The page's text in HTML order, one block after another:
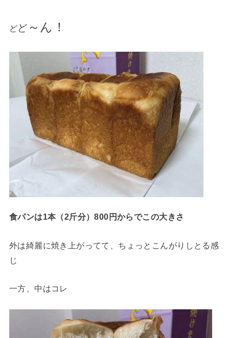
どど ～ん！
食パンは1本（2斤分）800円からでこの大きさ
外は綺麗に焼き上がってて、ちょっとこんがりしとる感
じ
一方、中はコレ